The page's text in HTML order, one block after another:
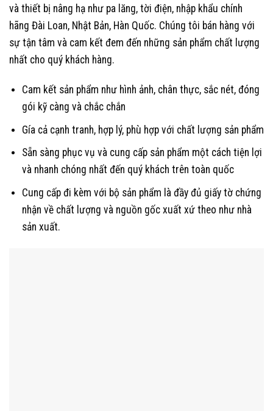
và thiết bị nâng hạ như pa lăng, tời điện, nhập khẩu chính
hãng Đài Loan, Nhật Bản, Hàn Quốc. Chúng tôi bán hàng với
sự tận tâm và cam kết đem đến những sản phẩm chất lượng
nhất cho quý khách hàng.
Cam kết sản phẩm như hình ảnh, chân thực, sắc nét, đóng
gói kỹ càng và chắc chắn
Gía cả cạnh tranh, hợp lý, phù hợp với chất lượng sản phẩm
Sẵn sàng phục vụ và cung cấp sản phẩm một cách tiện lợi
và nhanh chóng nhất đến quý khách trên toàn quốc
Cung cấp đi kèm với bộ sản phẩm là đầy đủ giấy tờ chứng
nhận về chất lượng và nguồn gốc xuất xứ theo như nhà
sản xuất.